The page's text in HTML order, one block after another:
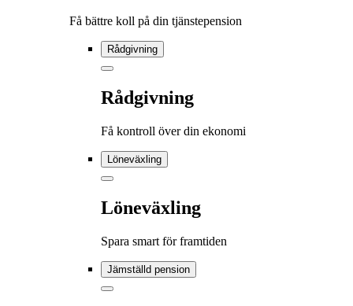
Få bättre koll på din tjänstepension
Rådgivning
Rådgivning
Få kontroll över din ekonomi
Löneväxling
Löneväxling
Spara smart för framtiden
Jämställd pension